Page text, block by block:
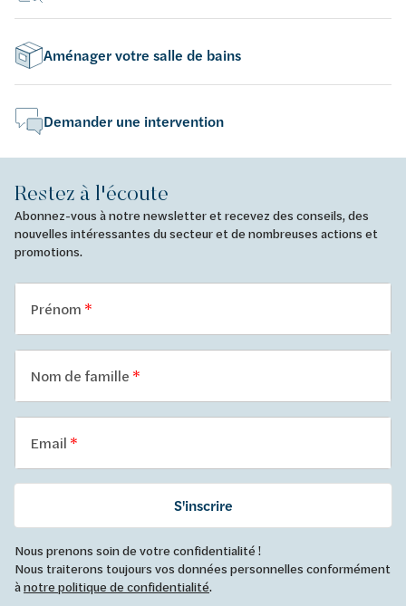
Aménager votre salle de bains
Demander une intervention
Restez à l'écoute
Abonnez-vous à notre newsletter et recevez des conseils, des
nouvelles intéressantes du secteur et de nombreuses actions et
promotions.
Prénom
Nom de famille
Email
S'inscrire
Nous prenons soin de votre confidentialité !
Nous traiterons toujours vos données personnelles conformément
ànotre politique de confidentialité.